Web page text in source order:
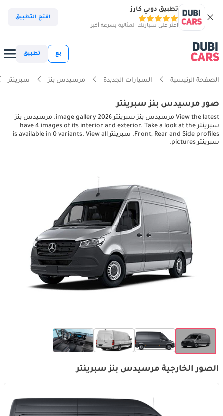
تطبيق دوبي كارز
اعثر على سيارتك المثالية بسرعة أكبر
افتح التطبيق
بع تطبيق
الصفحة الرئيسية السيارات الجديدة مرسيدس بنز سبرينتر
صور مرسيدس بنز سبرينتر
View the latest مرسيدس بنز سبرينتر 2026 image gallery. مرسيدس بنز
سبرينتر have 4 images of its interior and exterior. Take a look at the
Front, Rear and Side profiles. سبرينتر is available in 0 variants. View all
سبرينتر pictures.
الصور الخارجية مرسيدس بنز سبرينتر